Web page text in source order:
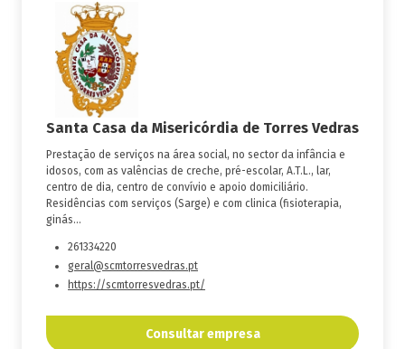
Santa Casa da Misericórdia de Torres Vedras
Prestação de serviços na área social, no sector da infância e
idosos, com as valências de creche, pré-escolar, A.T.L., lar,
centro de dia, centro de convívio e apoio domiciliário.
Residências com serviços (Sarge) e com clinica (fisioterapia,
ginás...
261334220
geral@scmtorresvedras.pt
https://scmtorresvedras.pt/
Consultar empresa